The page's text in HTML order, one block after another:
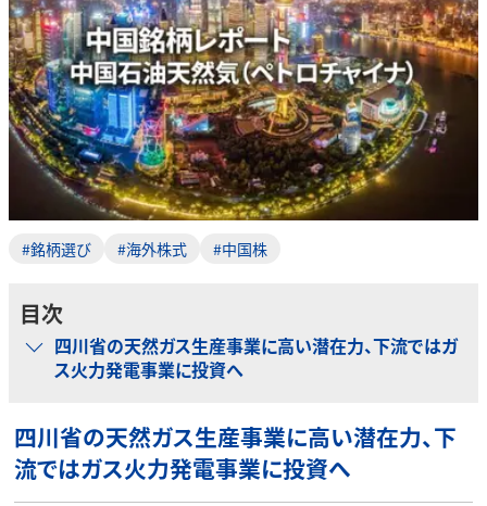
#銘柄選び #海外株式 #中国株
目次
四川省の天然ガス生産事業に高い潜在力、下流ではガ
ス火力発電事業に投資へ
四川省の天然ガス生産事業に高い潜在力、下
流ではガス火力発電事業に投資へ